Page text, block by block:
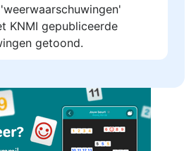
KNMI gepubliceerde
getoond.